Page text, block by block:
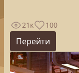
21к 100
Перейти